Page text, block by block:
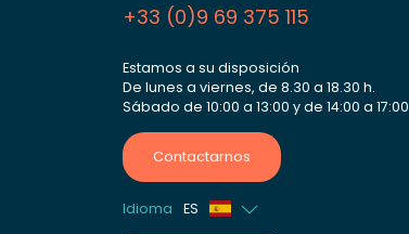
+33 (0)9 69 375 115
Estamos a su disposición
De lunes a viernes, de 8.30 a 18.30 h.
Sábado de 10:00 a 13:00 y de 14:00 a 17:00
Contactarnos
Idioma ES